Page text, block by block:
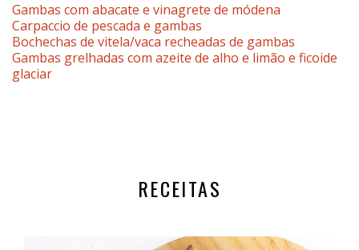
Gambas com abacate e vinagrete de módena
Carpaccio de pescada e gambas
Bochechas de vitela/vaca recheadas de gambas
Gambas grelhadas com azeite de alho e limão e ficoide
glaciar
RECEITAS